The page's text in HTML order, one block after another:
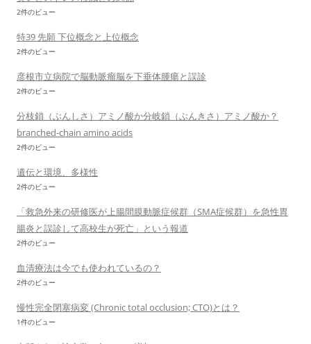
2件のビュー
特39 先願 下位概念と上位概念
2件のビュー
彦根市立病院で脳動脈瘤脳を下垂体腫瘍と誤診
2件のビュー
分枝鎖（ぶんしさ）アミノ酸か分岐鎖（ぶんきさ）アミノ酸か？
branched-chain amino acids
2件のビュー
遺伝と環境、多様性
2件のビュー
「救急外来の研修医が上腸間膜動脈症候群（SMA症候群）を急性胃
腸炎と誤診して高校生が死亡」という報道
2件のビュー
血清療法は今でも使われているの？
2件のビュー
慢性完全閉塞病変 (Chronic total occlusion; CTO)とは？
1件のビュー